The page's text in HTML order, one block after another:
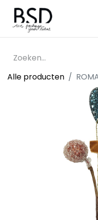
Alle producten